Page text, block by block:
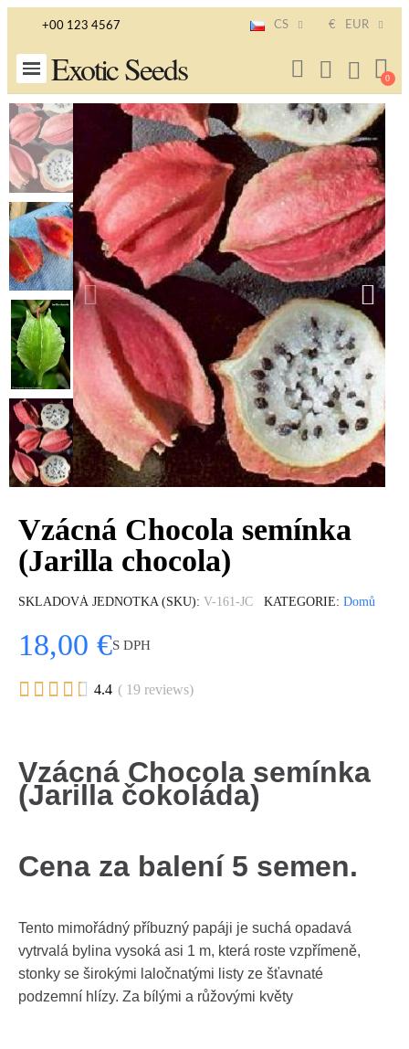
+00 123 4567 CS € EUR
Exotic Seeds
Vzácná Chocola semínka
(Jarilla chocola)
SKLADOVÁ JEDNOTKA (SKU) V-161-JC KATEGORIE Domů
18,00 €S DPH
     4.4 ( 19 reviews)
Vzácná Chocola semínka
(Jarilla čokoláda)
Cena za balení 5 semen.
Tento mimořádný příbuzný papáji je suchá opadavá
vytrvalá bylina vysoká asi 1 m, která roste vzpřímeně,
stonky se širokými laločnatými listy ze šťavnaté
podzemní hlízy. Za bílými a růžovými květy